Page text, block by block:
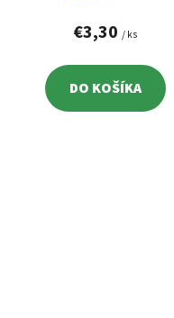
€3,30 / ks
DO KOŠÍKA